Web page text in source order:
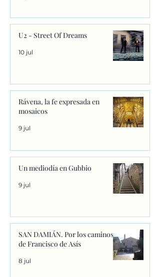
U2 - Street Of Dreams
10 jul
Rávena, la fe expresada en
mosaicos
9 jul
Un mediodía en Gubbio
9 jul
SAN DAMIÁN. Por los caminos
de Francisco de Asís
8 jul